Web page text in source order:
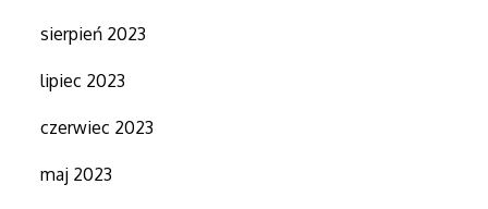
sierpień 2023
lipiec 2023
czerwiec 2023
maj 2023